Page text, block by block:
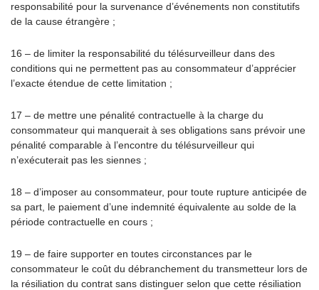
responsabilité pour la survenance d’événements non constitutifs
de la cause étrangère ;
16 – de limiter la responsabilité du télésurveilleur dans des
conditions qui ne permettent pas au consommateur d’apprécier
l’exacte étendue de cette limitation ;
17 – de mettre une pénalité contractuelle à la charge du
consommateur qui manquerait à ses obligations sans prévoir une
pénalité comparable à l’encontre du télésurveilleur qui
n’exécuterait pas les siennes ;
18 – d’imposer au consommateur, pour toute rupture anticipée de
sa part, le paiement d’une indemnité équivalente au solde de la
période contractuelle en cours ;
19 – de faire supporter en toutes circonstances par le
consommateur le coût du débranchement du transmetteur lors de
la résiliation du contrat sans distinguer selon que cette résiliation